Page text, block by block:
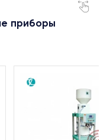
приборы